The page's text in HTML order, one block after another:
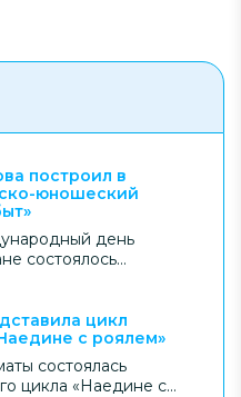
построил в
юношеский
день
состоялось
«Шабыт» –
пространства
построен Фондом
цикл
с роялем»
состоялась
цикла «Наедине с